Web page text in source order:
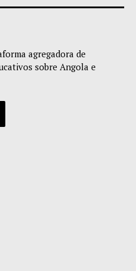
agregadora de
sobre Angola e